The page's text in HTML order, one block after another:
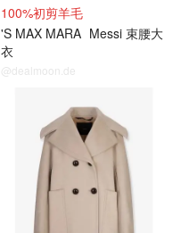
100%初剪羊毛
'S MAX MARA Messi 束腰大
衣
@dealmoon.de